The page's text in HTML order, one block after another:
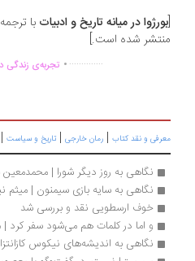
در ميانه‌ تاريخ و ادبياتبا ترجمه
شده است.]
.تجربه‌ی زندگی دوباره ...............
و نقد کتاب|رمان خارجی|تاریخ و سیاست |
نگاهی به روز دیگر شورا | محمدمعین شرفائی
نگاهی به سایه بازی سیمنون | میثم نبی
خوف ارسطویی نقد و بررسی شد
و اما در کلمات هم می‌شود سفر کرد | مهدی
نگاهی به اندیشه‌های نیکوس کازانتزاکیس